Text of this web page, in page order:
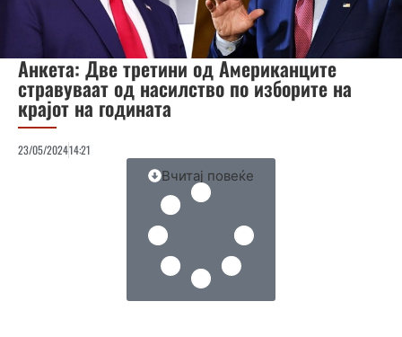
Анкета: Две третини од Американците
стравуваат од насилство по изборите на
крајот на годината
23/05/202414:21
Вчитај повеќе